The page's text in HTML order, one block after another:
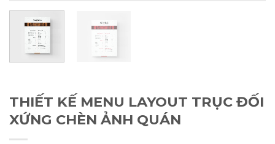
THIẾT KẾ MENU LAYOUT TRỤC ĐỐI
XỨNG CHÈN ẢNH QUÁN